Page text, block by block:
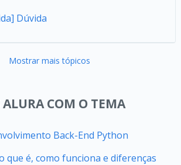
Dúvida
Mostrar mais tópicos
COM O TEMA
Back-End Python
que é, como funciona e diferenças